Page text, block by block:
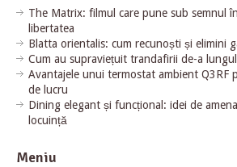
The Matrix: filmul care pune sub semnul
libertatea
Blatta orientalis: cum recunoști și elimini
Cum au supraviețuit trandafirii de-a
Avantajele unui termostat ambient Q3RF
de lucru
Dining elegant și funcțional: idei de
locuință
Meniu